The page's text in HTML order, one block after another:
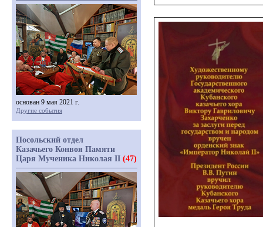
основан 9 мая 2021 г.
Другие события
Посольский отдел
Казачьего Конвоя Памяти
Царя Мученика Николая II (47)